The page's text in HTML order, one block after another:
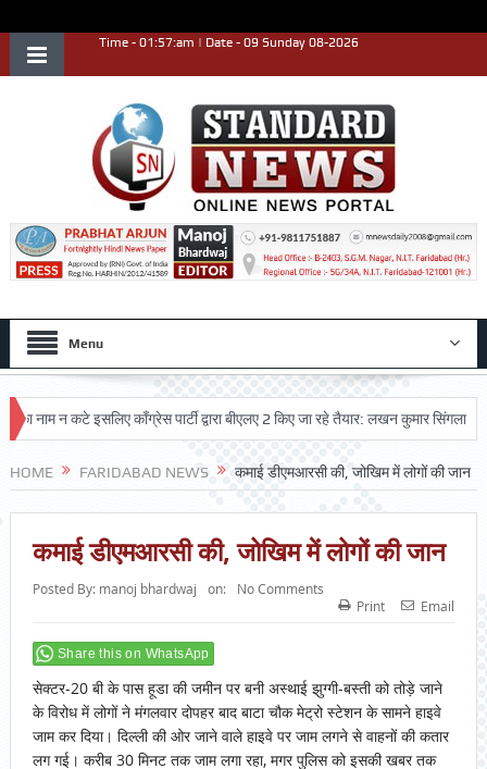
Time - 01:57:am | Date - 09 Sunday 08-2026
Menu
न कटे इसलिए काँग्रेस पार्टी द्वारा बीएलए 2 किए जा रहे तैयार: लखन कुमार सिंगला
HOME FARIDABAD NEWS कमाई डीएमआरसी की, जोखिम में लोगों की जान
कमाई डीएमआरसी की, जोखिम में लोगों की जान
Posted By: manoj bhardwaj on:
No Comments
Print
Email
Share this on WhatsApp
सेक्टर-20 बी के पास हूडा की जमीन पर बनी अस्थाई झुग्गी-बस्ती को तोड़े जाने
के विरोध में लोगों ने मंगलवार दोपहर बाद बाटा चौक मेट्रो स्टेशन के सामने हाइवे
जाम कर दिया। दिल्ली की ओर जाने वाले हाइवे पर जाम लगने से वाहनों की कतार
लग गई। करीब 30 मिनट तक जाम लगा रहा, मगर पुलिस को इसकी खबर तक